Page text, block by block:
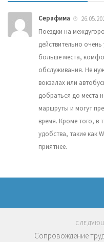
Серафима
Поездки на
действительно
больше места,
обслуживания. Не
вокзалах или
добраться до места
маршруты и могут
время. Кроме того, в
удобства, такие как
приятнее.
Сопровождение